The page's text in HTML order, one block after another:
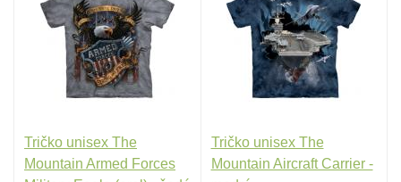
Tričko unisex The
Mountain Armed Forces
Tričko unisex The
Mountain Aircraft Carrier -